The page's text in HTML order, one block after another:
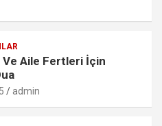
Ve Aile Fertleri İçin
admin